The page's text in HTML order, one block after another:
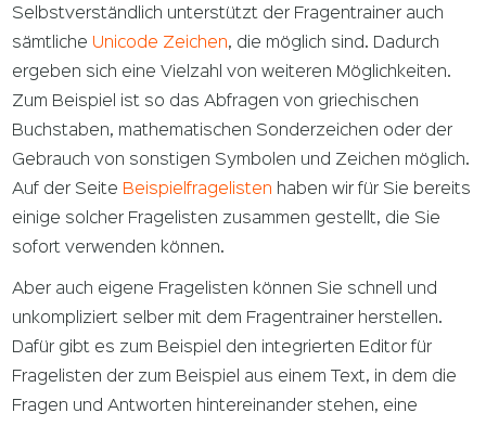
Selbstverständlich unterstützt der Fragentrainer auch
sämtliche Unicode Zeichen, die möglich sind. Dadurch
ergeben sich eine Vielzahl von weiteren Möglichkeiten.
Zum Beispiel ist so das Abfragen von griechischen
Buchstaben, mathematischen Sonderzeichen oder der
Gebrauch von sonstigen Symbolen und Zeichen möglich.
Auf der Seite Beispielfragelisten haben wir für Sie bereits
einige solcher Fragelisten zusammen gestellt, die Sie
sofort verwenden können.
Aber auch eigene Fragelisten können Sie schnell und
unkompliziert selber mit dem Fragentrainer herstellen.
Dafür gibt es zum Beispiel den integrierten Editor für
Fragelisten der zum Beispiel aus einem Text, in dem die
Fragen und Antworten hintereinander stehen, eine